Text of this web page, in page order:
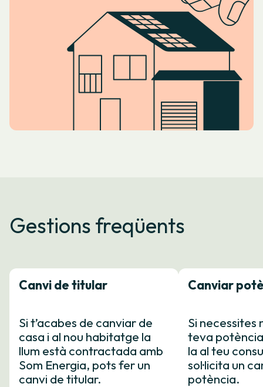
Gestions freqüents
Canvi de titular
Si t’acabes de canviar de
casa i al nou habitatge la
llum està contractada amb
Som Energia, pots fer un
canvi de titular.
Canviar
Si necessites
teva
la al teu
sol·licita un
potència.